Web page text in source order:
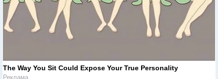
The Way You Sit Could Expose Your True Personality
Реклама